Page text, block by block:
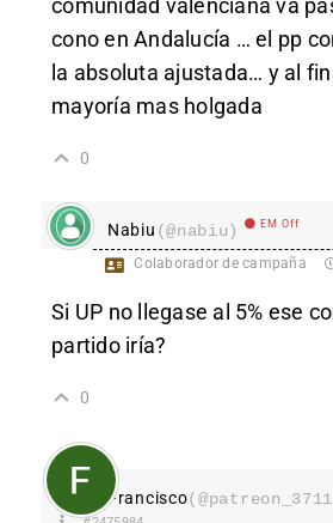
cono en Andalucía … el pp
la absoluta ajustada… y al
mayoría mas holgada
0
Nabiu (@nabiu) EM Off
Colaborador de campaña
Si UP no llegase al 5% ese
partido iría?
0
Francisco